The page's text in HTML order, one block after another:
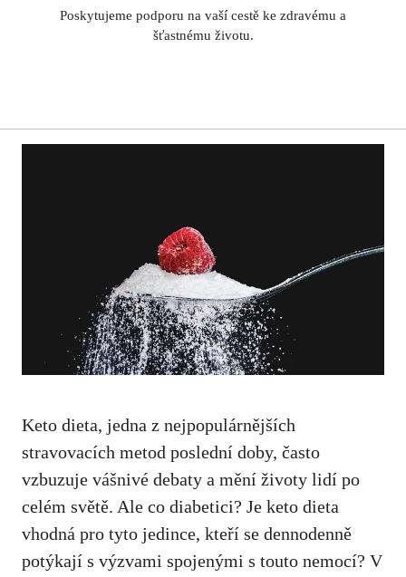
Poskytujeme podporu na vaší cestě ke zdravému a
šťastnému životu.
Keto dieta, jedna z nejpopulárnějších ​
stravovacích ⁤metod poslední doby, ​často
vzbuzuje vášnivé debaty a mění životy lidí po
celém světě. Ale co diabetici? Je keto dieta
vhodná ⁢pro tyto jedince, kteří⁢ se dennodenně
potýkají s výzvami spojenými s touto nemocí? V